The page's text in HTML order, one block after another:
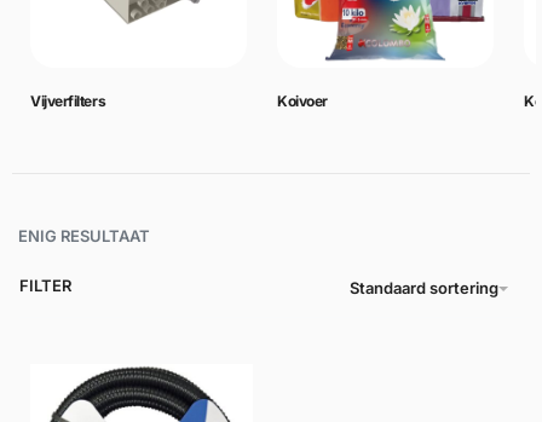
Vijverfilters Koivoer
ENIG RESULTAAT
Standaard sortering
FILTER